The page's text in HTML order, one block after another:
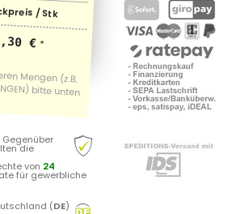
/ Stk
€ *
die
von 24
für gewerbliche
(DE)